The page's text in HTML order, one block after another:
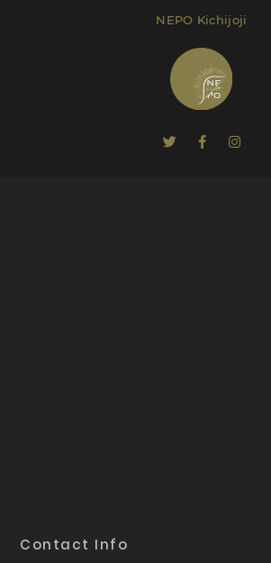
Send Message
NEPO Kichijoji
Contact Info